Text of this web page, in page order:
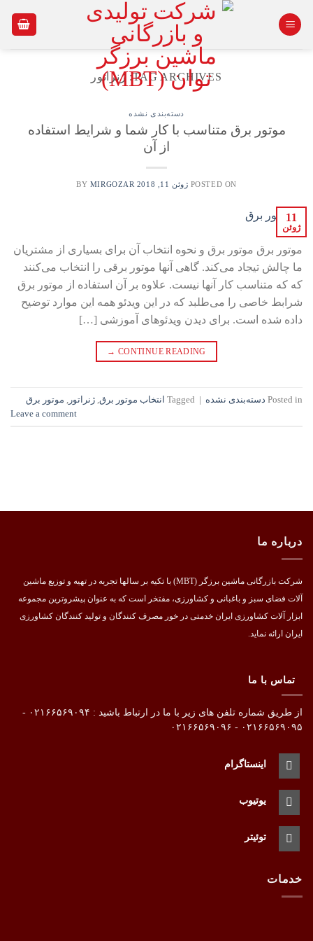
TAG ARCHIVES: ژنراتور
دسته‌بندی نشده
موتور برق متناسب با کار شما و شرایط استفاده
از آن
POSTED ON ژوئن 11, 2018 MIRGOZAR
11
ژوئن
موتور برق موتور برق و نحوه انتخاب آن برای بسیاری از مشتریان
ما چالش تیجاد می‌کند. گاهی آنها موتور برقی را انتخاب می‌کنند
که که متناسب کار آنها نیست. علاوه بر آن استفاده از موتور برق
شرابط خاصی را می‌طلبد که در این ویدئو همه این موارد توضیح
داده شده است. برای دیدن ویدئوهای آموزشی […]
CONTINUE READING
→
Posted in دسته‌بندی نشده |
Tagged انتخاب موتور برق, ژنراتور , موتور برق
Leave a comment
درباره ما
شرکت بازرگانی ماشین برزگر (MBT) با تکیه بر سالها تجربه در تهیه و توزیع ماشین
آلات فضای سبز و باغبانی و کشاورزی، مفتخر است که به عنوان پیشروترین مجموعه
ابزار آلات کشاورزی ایران خدمتی در خور مصرف کنندگان و تولید کنندگان کشاورزی
ایران ارائه نماید.
تماس با ما
از طریق شماره تلفن های زیر با ما در ارتباط باشید : ۰۲۱۶۶۵۶۹۰۹۴ -
۰۲۱۶۶۵۶۹۰۹۵ - ۰۲۱۶۶۵۶۹۰۹۶
اینستاگرام
یوتیوب
توئیتر
خدمات